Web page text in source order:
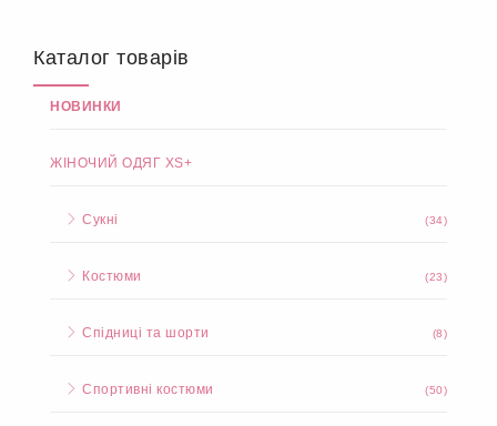
Каталог товарів
НОВИНКИ
ЖІНОЧИЙ ОДЯГ XS+
Сукні (34)
Костюми (23)
Спідниці та шорти (8)
Спортивні костюми (50)